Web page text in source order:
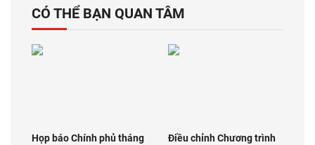
CÓ THỂ BẠN QUAN TÂM
Họp báo Chính phủ tháng
Điều chỉnh Chương trình